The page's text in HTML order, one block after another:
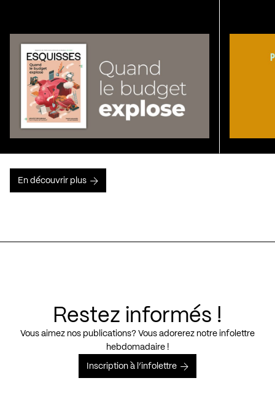
En découvrir plus
Restez informés !
Vous aimez nos publications? Vous adorerez notre infolettre
hebdomadaire !
Inscription à l’infolettre